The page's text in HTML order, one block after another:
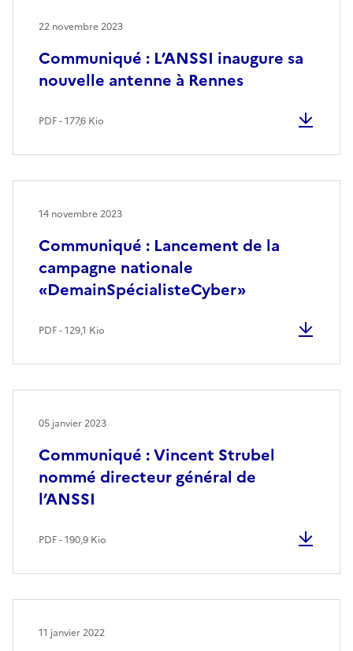
Communiqué : L’ANSSI inaugure sa
nouvelle antenne à Rennes
22 novembre 2023
PDF - 177,6 Kio
Communiqué : Lancement de la
campagne nationale
«DemainSpécialisteCyber»
14 novembre 2023
PDF - 129,1 Kio
Communiqué : Vincent Strubel
nommé directeur général de
l’ANSSI
05 janvier 2023
PDF - 190,9 Kio
11 janvier 2022